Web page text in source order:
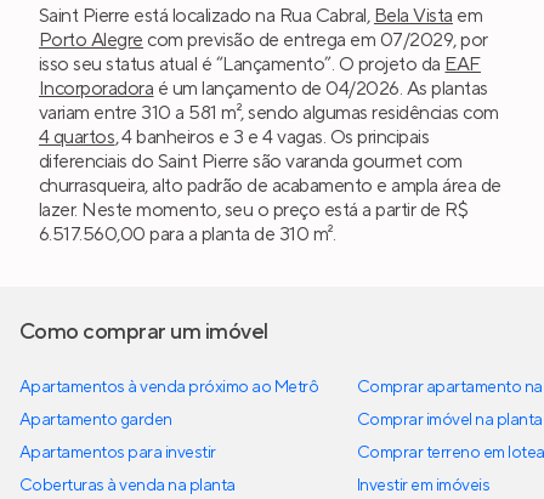
Saint Pierre está localizado na Rua Cabral, Bela Vista em
Porto Alegre com previsão de entrega em 07/2029, por
isso seu status atual é “Lançamento”. O projeto da EAF
Incorporadora é um lançamento de 04/2026. As plantas
variam entre 310 a 581 m², sendo algumas residências com
4 quartos, 4 banheiros e 3 e 4 vagas. Os principais
diferenciais do Saint Pierre são varanda gourmet com
churrasqueira, alto padrão de acabamento e ampla área de
lazer. Neste momento, seu o preço está a partir de R$
6.517.560,00 para a planta de 310 m².
Como comprar um imóvel
Apartamentos à venda próximo ao Metrô
Apartamento garden
Apartamentos para investir
Coberturas à venda na planta
Comprar apartamento
Comprar imóvel na planta
Comprar terreno em
Investir em imóveis